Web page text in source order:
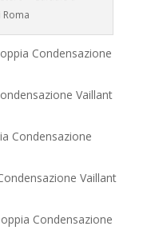
Condensazione
Vaillant
Condensazione
Vaillant
Condensazione